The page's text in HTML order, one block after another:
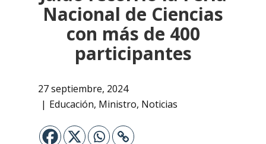
Nacional de Ciencias
con más de 400
participantes
27 septiembre, 2024
Educación, Ministro, Noticias